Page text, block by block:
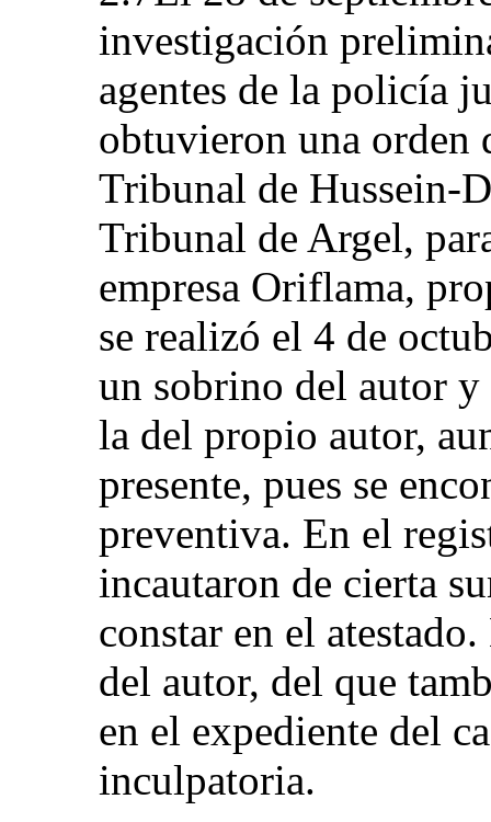
investigación
agentes de la policía
obtuvieron una orden
Tribunal de Hussein-
Tribunal de Argel,
empresa Oriflama,
se realizó el 4 de
un sobrino del autor
la del propio autor,
presente, pues se
preventiva. En el
incautaron de cierta
constar en el
del autor, del que
en el expediente del
inculpatoria.